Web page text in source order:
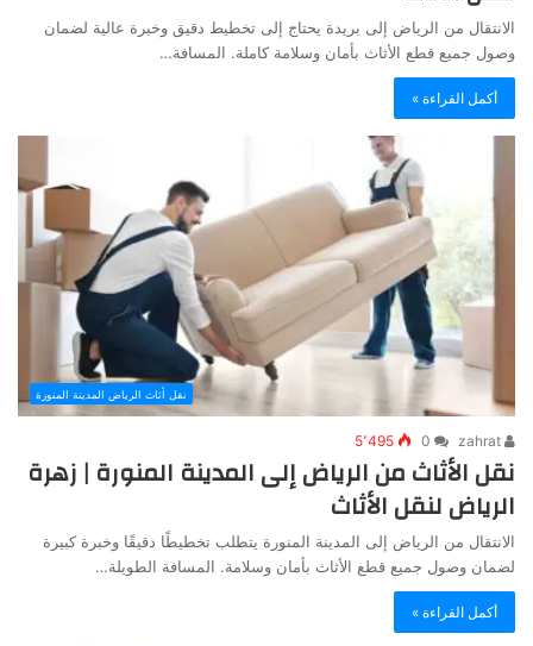
الانتقال من الرياض إلى بريدة يحتاج إلى تخطيط دقيق وخبرة عالية لضمان
وصول جميع قطع الأثاث بأمان وسلامة كاملة. المسافة…
أكمل القراءة »
نقل أثاث الرياض المدينة المنورة
0 5٬495
نقل الأثاث من الرياض إلى المدينة المنورة | زهرة
الرياض لنقل الأثاث
الانتقال من الرياض إلى المدينة المنورة يتطلب تخطيطًا دقيقًا وخبرة كبيرة
لضمان وصول جميع قطع الأثاث بأمان وسلامة. المسافة الطويلة…
أكمل القراءة »